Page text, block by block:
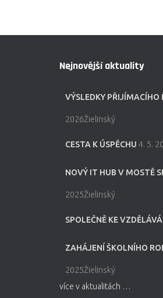
Nejnovější aktuality
VÝSLEDKY PŘIJÍMACÍHO
2026Žielinský
CESTA K ÚSPĚCHU 4. 5.
NOVÝ IT HUB V MOSTĚ
2025Žielinský
SPOLEČNĚ KE
ZAHÁJENÍ ŠKOLNÍHO
2025Žielinský
více v aktualitách …